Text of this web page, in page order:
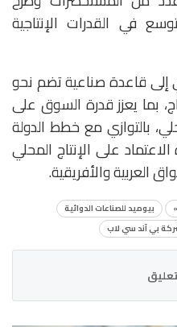
في القدرات الإنتاجية
إلى قاعدة صناعية تضم نحو
خطوط إنتاج، بما يعزز قدرة السوق على
بالتوازي مع خطط الدولة
على الإنتاج المحلي
العربية والأفريقية.
بيوميد للصناعات الدوائية
بي آند سي لاب